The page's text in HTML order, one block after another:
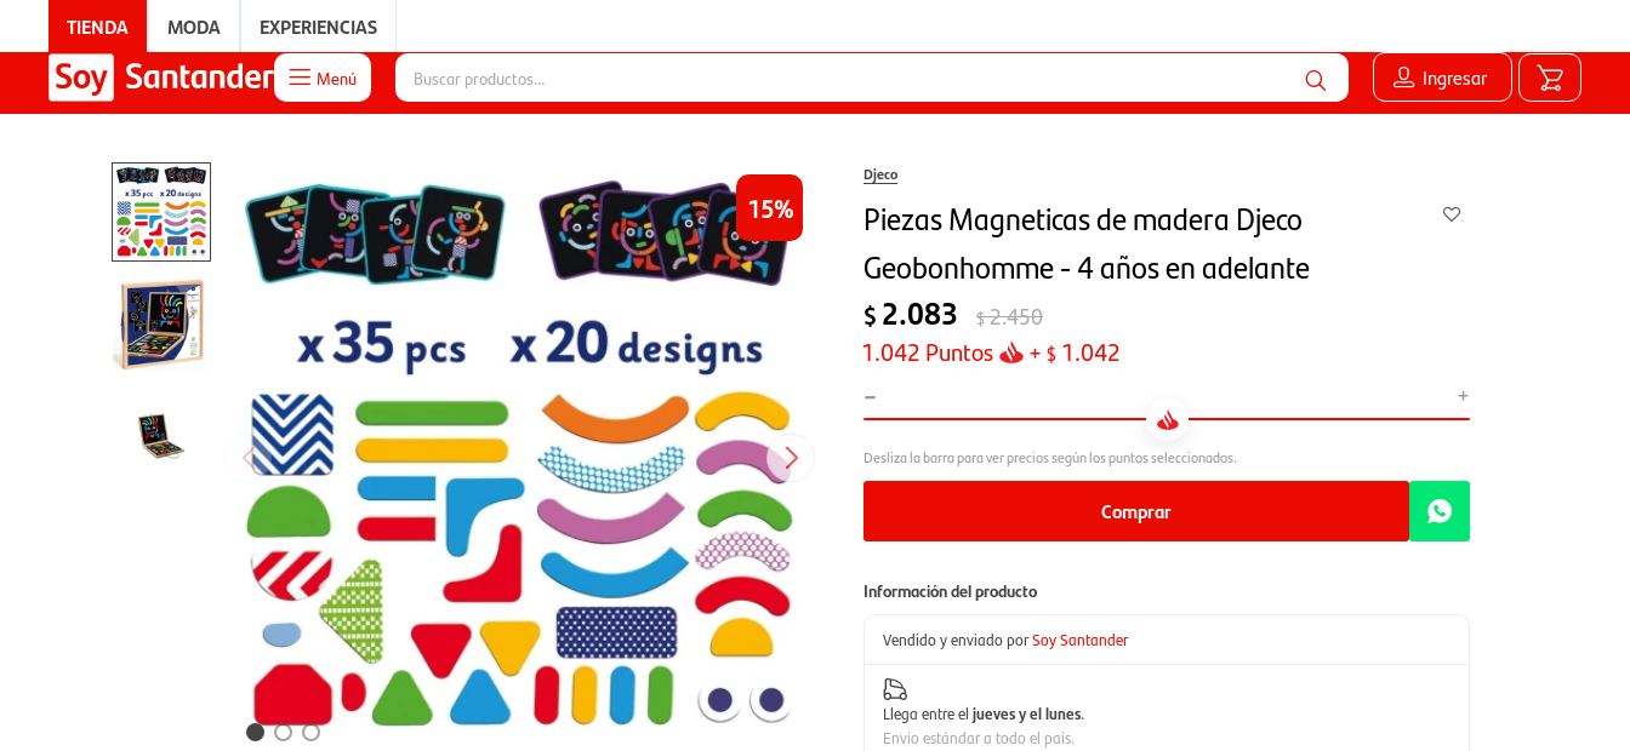
TIENDA MODA EXPERIENCIAS
 Menú Ingresar
15
Djeco
Piezas Magneticas de madera Djeco
Geobonhomme - 4 años en adelante
$ 2.083 $2.450
1.042 Puntos + $ 1.042
- +
Comprar
Información del producto
Vendido y enviado porSoy Santander
Llega entre el jueves y el lunes.
Envío estándar a todo el país.